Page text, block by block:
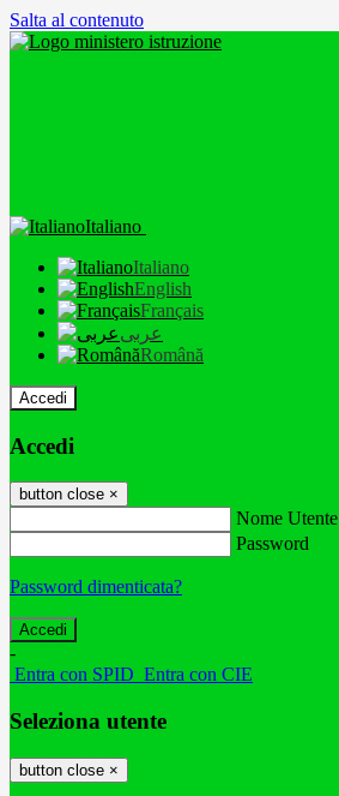
Salta al contenuto
Italiano
Italiano
English
Français
عربى
Română
Accedi
Accedi
button close ×
Nome Utente
Password
Password dimenticata?
-
Entra con SPID Entra con CIE
Seleziona utente
button close ×